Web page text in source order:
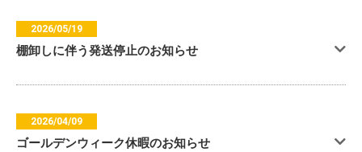
2026/05/19
棚卸しに伴う発送停止のお知らせ
2026/04/09
ゴールデンウィーク休暇のお知らせ